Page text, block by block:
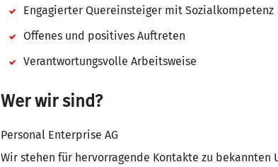
Engagierter Quereinsteiger mit Sozialkompetenz
Offenes und positives Auftreten
Verantwortungsvolle Arbeitsweise
Wer wir sind?
Personal Enterprise AG
Wir stehen für hervorragende Kontakte zu